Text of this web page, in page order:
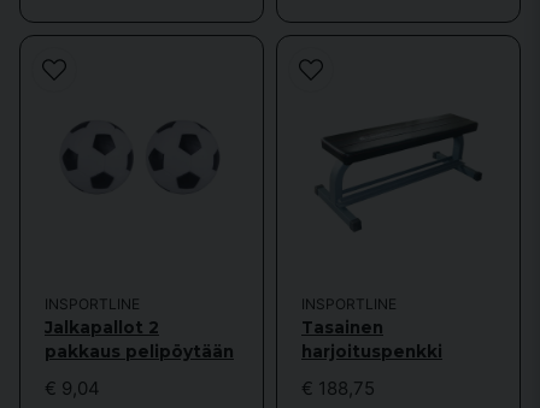
INSPORTLINE
Jalkapallot 2
pakkaus pelipöytään
€ 9,04
INSPORTLINE
Tasainen
harjoituspenkki
€ 188,75